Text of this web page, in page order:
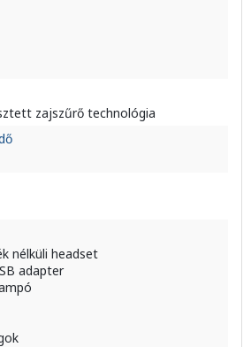
zajszűrő technológia
nélküli headset
adapter